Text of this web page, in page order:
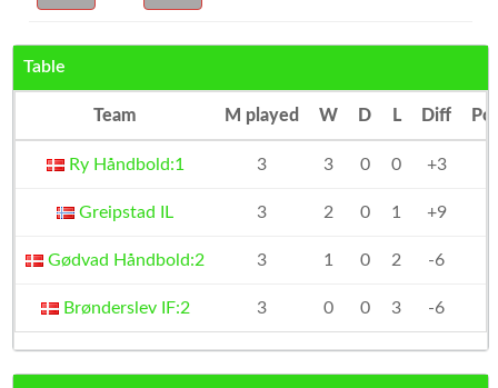
Table
Team M played W D L Diff
Ry Håndbold:1 3 3 0 0 +3
Greipstad IL 3 2 0 1 +9
Gødvad Håndbold:2 3 1 0 2 -6
Brønderslev IF:2 3 0 0 3 -6